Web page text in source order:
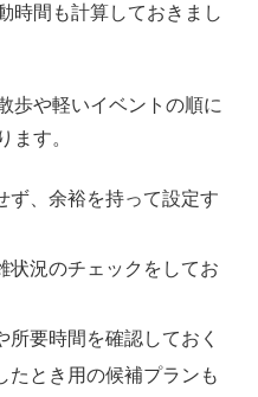
時間も計算しておきまし
歩や軽いイベントの順に
ます。
ず、余裕を持って設定す
状況のチェックをしてお
要時間を確認しておく
たとき用の候補プランも